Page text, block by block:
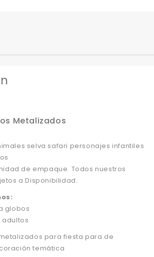
Metalizados
selva safari personajes infantiles
de empaque. Todos nuestros
a Disponibilidad.
globos
adultos
para fiesta para de
temática